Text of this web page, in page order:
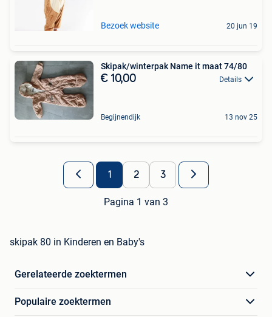
Bezoek website 20 jun 19
Skipak/winterpak Name it maat 74/80
€ 10,00 Details
Begijnendijk 13 nov 25
1 2 3
Pagina 1 van 3
skipak 80 in Kinderen en Baby's
Gerelateerde zoektermen
Populaire zoektermen